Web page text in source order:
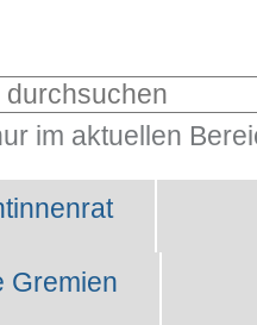
im aktuellen
Gremien